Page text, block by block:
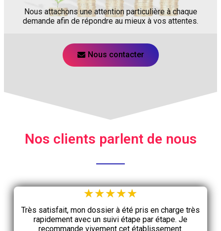
Nous attachons une attention particulière à chaque
demande afin de répondre au mieux à vos attentes.
Nous contacter
Nos clients parlent de nous
★★★★★
Très satisfait, mon dossier à été pris en charge très
rapidement avec un suivi étape par étape. Je
recommande vivement cet établissement.